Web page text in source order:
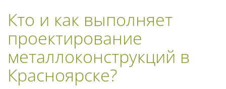
Кто и как выполняет
проектирование
металлоконструкций в
Красноярске?